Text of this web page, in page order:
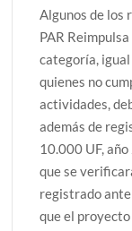
Algunos de los
PAR
categoría,
quienes no
actividades,
además de
10.000 UF,
que se
registrado ante
que el